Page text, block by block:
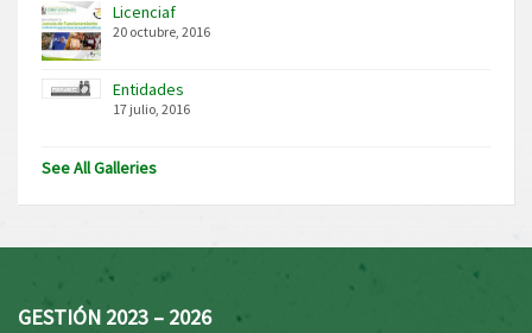
Licenciaf
20 octubre, 2016
Entidades
17 julio, 2016
See All Galleries
GESTIÓN 2023 – 2026